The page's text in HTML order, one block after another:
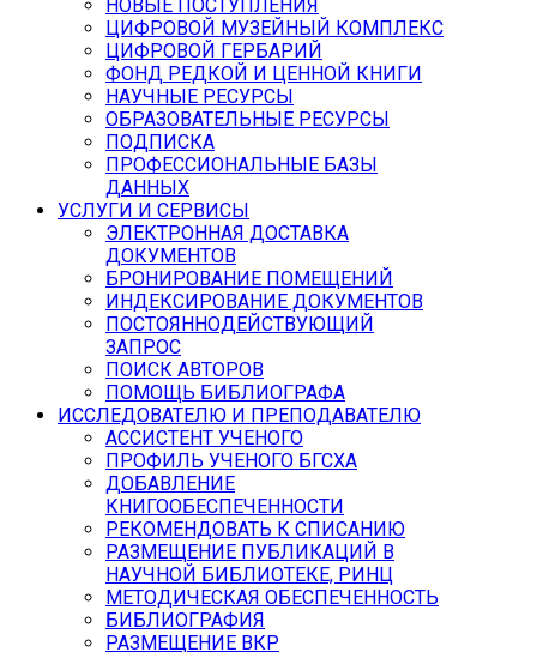
НОВЫЕ ПОСТУПЛЕНИЯ
ЦИФРОВОЙ МУЗЕЙНЫЙ КОМПЛЕКС
ЦИФРОВОЙ ГЕРБАРИЙ
ФОНД РЕДКОЙ И ЦЕННОЙ КНИГИ
НАУЧНЫЕ РЕСУРСЫ
ОБРАЗОВАТЕЛЬНЫЕ РЕСУРСЫ
ПОДПИСКА
ПРОФЕССИОНАЛЬНЫЕ БАЗЫ
ДАННЫХ
УСЛУГИ И СЕРВИСЫ
ЭЛЕКТРОННАЯ ДОСТАВКА
ДОКУМЕНТОВ
БРОНИРОВАНИЕ ПОМЕЩЕНИЙ
ИНДЕКСИРОВАНИЕ ДОКУМЕНТОВ
ПОСТОЯННОДЕЙСТВУЮЩИЙ
ЗАПРОС
ПОИСК АВТОРОВ
ПОМОЩЬ БИБЛИОГРАФА
ИССЛЕДОВАТЕЛЮ И ПРЕПОДАВАТЕЛЮ
АССИСТЕНТ УЧЕНОГО
ПРОФИЛЬ УЧЕНОГО БГСХА
ДОБАВЛЕНИЕ
КНИГООБЕСПЕЧЕННОСТИ
РЕКОМЕНДОВАТЬ К СПИСАНИЮ
РАЗМЕЩЕНИЕ ПУБЛИКАЦИЙ В
НАУЧНОЙ БИБЛИОТЕКЕ, РИНЦ
МЕТОДИЧЕСКАЯ ОБЕСПЕЧЕННОСТЬ
БИБЛИОГРАФИЯ
РАЗМЕЩЕНИЕ ВКР